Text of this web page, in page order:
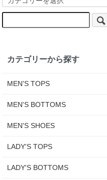
カテゴリーから探す
MEN'S TOPS
MEN'S BOTTOMS
MEN'S SHOES
LADY'S TOPS
LADY'S BOTTOMS